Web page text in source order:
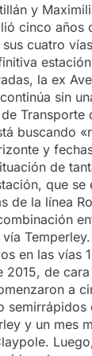
y
cinco años
cuatro
la ex
sin
Transporte
buscando
y
de
que se
de la línea
Temperley.
en las vías
2015, de
a
semirrápidos
y un mes